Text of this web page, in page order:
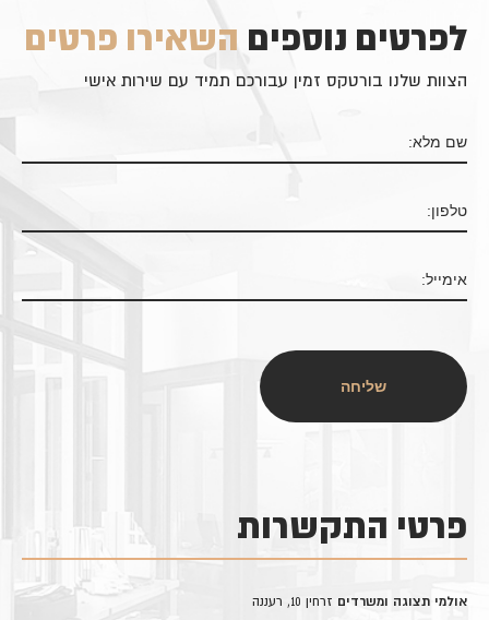
לפרטים נוספים השאירו פרטים
הצוות שלנו בורטקס זמין עבורכם תמיד עם שירות אישי
פרטי התקשרות
אולמי תצוגה ומשרדים זרחין 10, רעננה